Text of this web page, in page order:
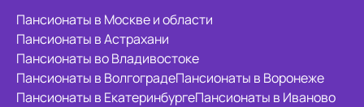
Пансионаты в Москве и области
Пансионаты в Астрахани
Пансионаты во Владивостоке
Пансионаты в ВолгоградеПансионаты в Воронеже
Пансионаты в ЕкатеринбургеПансионаты в Иваново